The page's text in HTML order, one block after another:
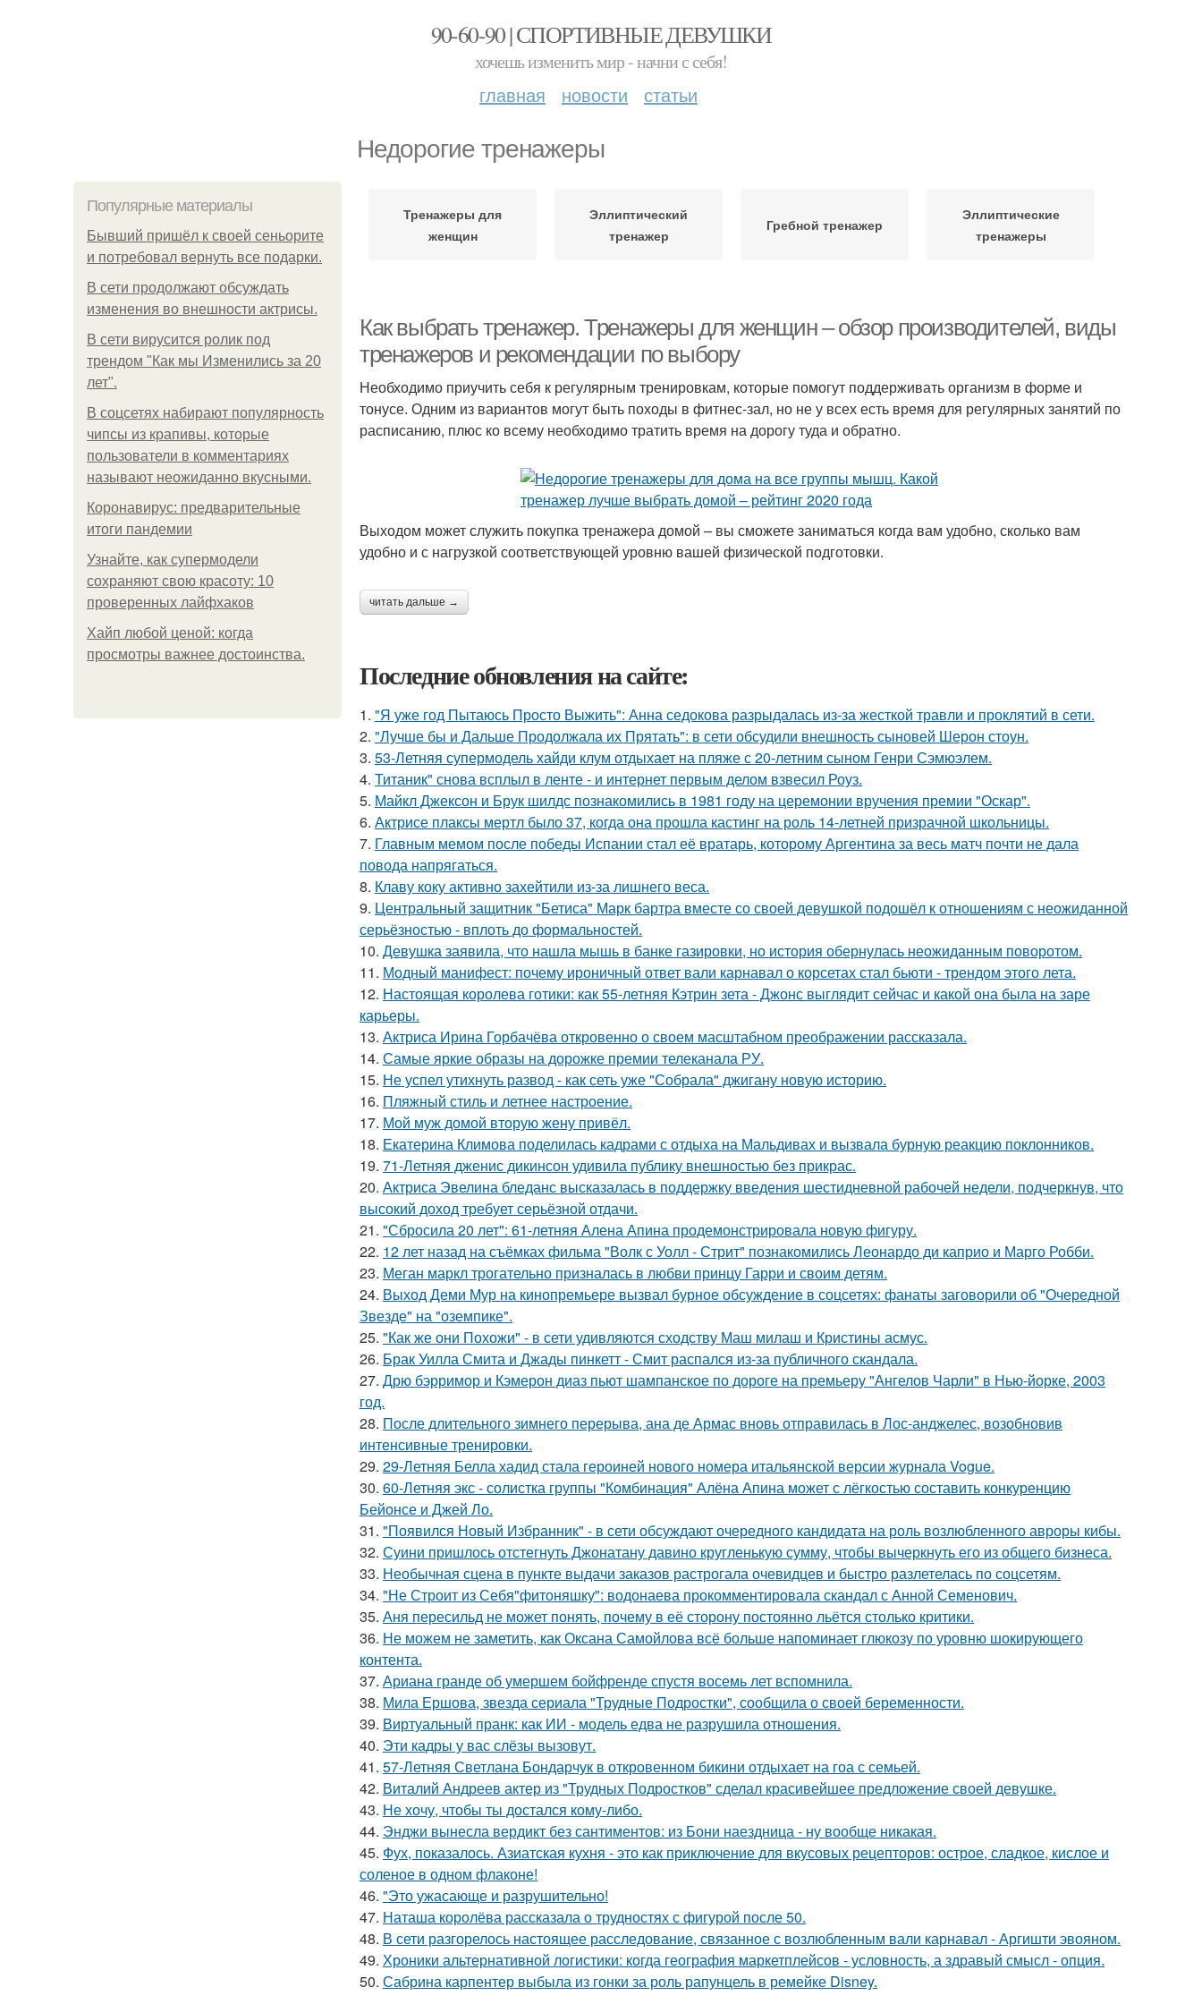
90-60-90 | СПОРТИВНЫЕ ДЕВУШКИ
хочешь изменить мир - начни с себя!
главная новости статьи
Недорогие тренажеры
Популярные материалы
Бывший пришёл к своей сеньорите
и потребовал вернуть все подарки.
В сети продолжают обсуждать
изменения во внешности актрисы.
В сети вирусится ролик под
трендом "Как мы Изменились за 20
лет".
В соцсетях набирают популярность
чипсы из крапивы, которые
пользователи в комментариях
называют неожиданно вкусными.
Коронавирус: предварительные
итоги пандемии
Узнайте, как супермодели
сохраняют свою красоту: 10
проверенных лайфхаков
Хайп любой ценой: когда
просмотры важнее достоинства.
Тренажеры для
женщин
Эллиптический
тренажер
Гребной тренажер
Эллиптические
тренажеры
Как выбрать тренажер. Тренажеры для женщин – обзор производителей, виды
тренажеров и рекомендации по выбору
Необходимо приучить себя к регулярным тренировкам, которые помогут поддерживать организм в форме и
тонусе. Одним из вариантов могут быть походы в фитнес-зал, но не у всех есть время для регулярных занятий по
расписанию, плюс ко всему необходимо тратить время на дорогу туда и обратно.
Выходом может служить покупка тренажера домой – вы сможете заниматься когда вам удобно, сколько вам
удобно и с нагрузкой соответствующей уровню вашей физической подготовки.
читать дальше →
Последние обновления на сайте:
1. "Я уже год Пытаюсь Просто Выжить": Анна седокова разрыдалась из-за жесткой травли и проклятий в сети.
2. "Лучше бы и Дальше Продолжала их Прятать": в сети обсудили внешность сыновей Шерон стоун.
3. 53-Летняя супермодель хайди клум отдыхает на пляже с 20-летним сыном Генри Сэмюэлем.
4. Титаник" снова всплыл в ленте - и интернет первым делом взвесил Роуз.
5. Майкл Джексон и Брук шилдс познакомились в 1981 году на церемонии вручения премии "Оскар".
6. Актрисе плаксы мертл было 37, когда она прошла кастинг на роль 14-летней призрачной школьницы.
7. Главным мемом после победы Испании стал её вратарь, которому Аргентина за весь матч почти не дала
повода напрягаться.
8. Клаву коку активно захейтили из-за лишнего веса.
9. Центральный защитник "Бетиса" Марк бартра вместе со своей девушкой подошёл к отношениям с неожиданной
серьёзностью - вплоть до формальностей.
10. Девушка заявила, что нашла мышь в банке газировки, но история обернулась неожиданным поворотом.
11. Модный манифест: почему ироничный ответ вали карнавал о корсетах стал бьюти - трендом этого лета.
12. Настоящая королева готики: как 55-летняя Кэтрин зета - Джонс выглядит сейчас и какой она была на заре
карьеры.
13. Актриса Ирина Горбачёва откровенно о своем масштабном преображении рассказала.
14. Самые яркие образы на дорожке премии телеканала РУ.
15. Не успел утихнуть развод - как сеть уже "Собрала" джигану новую историю.
16. Пляжный стиль и летнее настроение.
17. Мой муж домой вторую жену привёл.
18. Екатерина Климова поделилась кадрами с отдыха на Мальдивах и вызвала бурную реакцию поклонников.
19. 71-Летняя дженис дикинсон удивила публику внешностью без прикрас.
20. Актриса Эвелина бледанс высказалась в поддержку введения шестидневной рабочей недели, подчеркнув, что
высокий доход требует серьёзной отдачи.
21. "Сбросила 20 лет": 61-летняя Алена Апина продемонстрировала новую фигуру.
22. 12 лет назад на съёмках фильма "Волк с Уолл - Стрит" познакомились Леонардо ди каприо и Марго Робби.
23. Меган маркл трогательно призналась в любви принцу Гарри и своим детям.
24. Выход Деми Мур на кинопремьере вызвал бурное обсуждение в соцсетях: фанаты заговорили об "Очередной
Звезде" на "оземпике".
25. "Как же они Похожи" - в сети удивляются сходству Маш милаш и Кристины асмус.
26. Брак Уилла Смита и Джады пинкетт - Смит распался из-за публичного скандала.
27. Дрю бэрримор и Кэмерон диаз пьют шампанское по дороге на премьеру "Ангелов Чарли" в Нью-йорке, 2003
год.
28. После длительного зимнего перерыва, ана де Армас вновь отправилась в Лос-анджелес, возобновив
интенсивные тренировки.
29. 29-Летняя Белла хадид стала героиней нового номера итальянской версии журнала Vogue.
30. 60-Летняя экс - солистка группы "Комбинация" Алёна Апина может с лёгкостью составить конкуренцию
Бейонсе и Джей Ло.
31. "Появился Новый Избранник" - в сети обсуждают очередного кандидата на роль возлюбленного авроры кибы.
32. Суини пришлось отстегнуть Джонатану давино кругленькую сумму, чтобы вычеркнуть его из общего бизнеса.
33. Необычная сцена в пункте выдачи заказов растрогала очевидцев и быстро разлетелась по соцсетям.
34. "Не Строит из Себя"фитоняшку": водонаева прокомментировала скандал с Анной Семенович.
35. Аня пересильд не может понять, почему в её сторону постоянно льётся столько критики.
36. Не можем не заметить, как Оксана Самойлова всё больше напоминает глюкозу по уровню шокирующего
контента.
37. Ариана гранде об умершем бойфренде спустя восемь лет вспомнила.
38. Мила Ершова, звезда сериала "Трудные Подростки", сообщила о своей беременности.
39. Виртуальный пранк: как ИИ - модель едва не разрушила отношения.
40. Эти кадры у вас слёзы вызовут.
41. 57-Летняя Светлана Бондарчук в откровенном бикини отдыхает на гоа с семьей.
42. Виталий Андреев актер из "Трудных Подростков" сделал красивейшее предложение своей девушке.
43. Не хочу, чтобы ты достался кому-либо.
44. Энджи вынесла вердикт без сантиментов: из Бони наездница - ну вообще никакая.
45. Фух, показалось. Азиатская кухня - это как приключение для вкусовых рецепторов: острое, сладкое, кислое и
соленое в одном флаконе!
46. "Это ужасающе и разрушительно!
47. Наташа королёва рассказала о трудностях с фигурой после 50.
48. В сети разгорелось настоящее расследование, связанное с возлюбленным вали карнавал - Аргишти эвояном.
49. Хроники альтернативной логистики: когда география маркетплейсов - условность, а здравый смысл - опция.
50. Сабрина карпентер выбыла из гонки за роль рапунцель в ремейке Disney.